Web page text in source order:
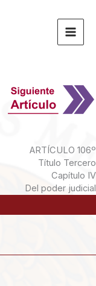
ARTÍCULO 106º
Título Tercero
Capítulo IV
Del poder judicial